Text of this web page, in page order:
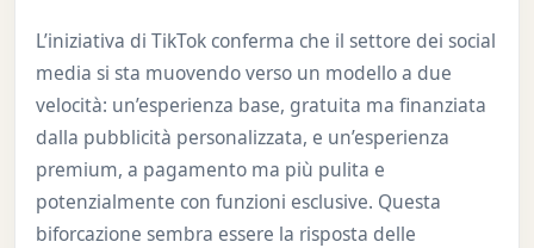
L’iniziativa di TikTok conferma che il settore dei social
media si sta muovendo verso un modello a due
velocità: un’esperienza base, gratuita ma finanziata
dalla pubblicità personalizzata, e un’esperienza
premium, a pagamento ma più pulita e
potenzialmente con funzioni esclusive. Questa
biforcazione sembra essere la risposta delle